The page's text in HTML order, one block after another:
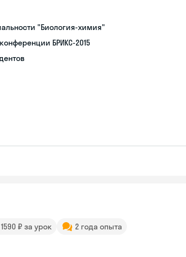
"Биология-химия"
БРИКС-2015
₽ за урок 2 года опыта